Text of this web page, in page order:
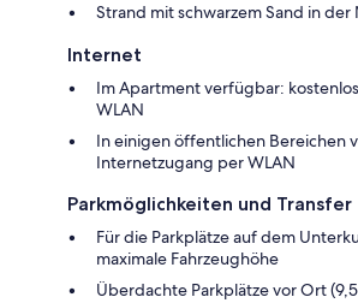
Strand mit schwarzem Sand in der
Internet
Im Apartment verfügbar:
WLAN
In einigen öffentlichen Bereichen
Internetzugang per WLAN
Parkmöglichkeiten und Transfer
Für die Parkplätze auf dem
maximale Fahrzeughöhe
Überdachte Parkplätze vor Ort